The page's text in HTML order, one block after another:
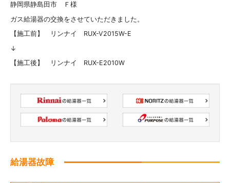
静岡県静島田市 Ｆ様
ガス給湯器の交換をさせていただきました。
【施工前】 リンナイ RUX-V2015W-E
↓
【施工後】 リンナイ RUX-E2010W
給湯器故障